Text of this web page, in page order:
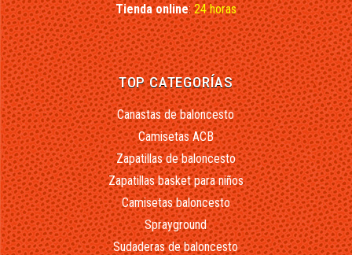
Tienda online:24 horas
TOP CATEGORÍAS
Canastas de baloncesto
Camisetas ACB
Zapatillas de baloncesto
Zapatillas basket para niños
Camisetas baloncesto
Sprayground
Sudaderas de baloncesto